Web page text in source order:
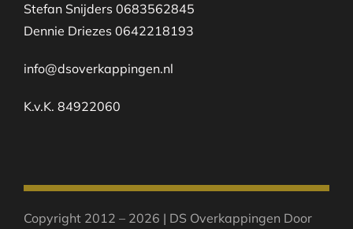
Stefan Snijders 0683562845
Dennie Driezes 0642218193
info@dsoverkappingen.nl
K.v.K. 84922060
Copyright 2012 – 2026 | DS Overkappingen Door